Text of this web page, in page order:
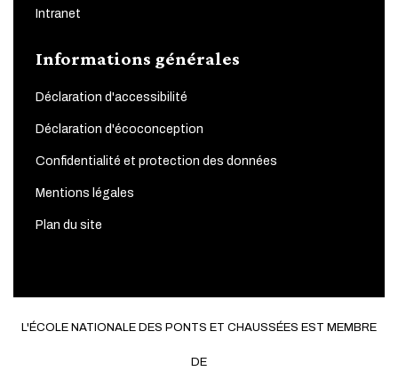
Intranet
Informations générales
Déclaration d'accessibilité
Déclaration d'écoconception
Confidentialité et protection des données
Mentions légales
Plan du site
L'ÉCOLE NATIONALE DES PONTS ET CHAUSSÉES EST MEMBRE
DE